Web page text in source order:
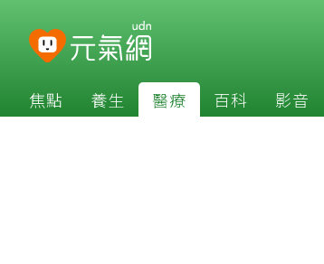
焦點 養生 醫療 百科 影音